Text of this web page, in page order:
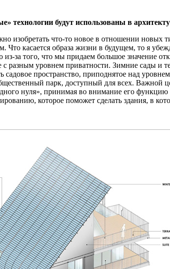
технологии будут использованы в
изобретать что-то новое в отношении новых
Что касается образа жизни в будущем, то я
из-за того, что мы придаем большое значение
с разным уровнем приватности. Зимние сады и
садовое пространство, приподнятое над
парк, доступный для всех. Важной
нуля», принимая во внимание его
которое поможет сделать здания, в